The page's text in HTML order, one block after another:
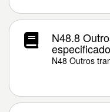
N48.8
N48 Outros